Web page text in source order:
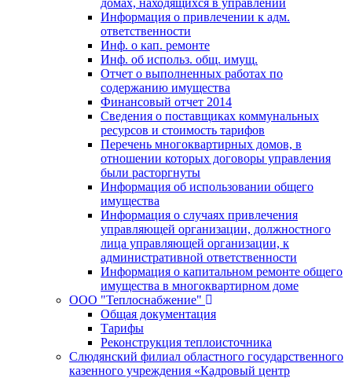
Информация о привлечении к адм.
ответственности
Инф. о кап. ремонте
Инф. об использ. общ. имущ.
Отчет о выполненных работах по
содержанию имущества
Финансовый отчет 2014
Сведения о поставщиках коммунальных
ресурсов и стоимость тарифов
Перечень многоквартирных домов, в
отношении которых договоры управления
были расторгнуты
Информация об использовании общего
имущества
Информация о случаях привлечения
управляющей организации, должностного
лица управляющей организации, к
административной ответственности
Информация о капитальном ремонте общего
имущества в многоквартирном доме
ООО "Теплоснабжение"
Общая документация
Тарифы
Реконструкция теплоисточника
Слюдянский филиал областного государственного
казенного учреждения «Кадровый центр